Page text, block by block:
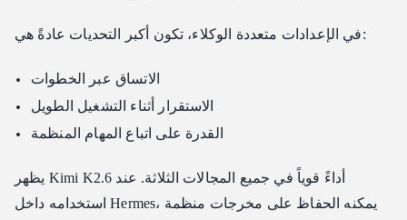
في الإعدادات متعددة الوكلاء، تكون أكبر التحديات عادةً هي:
الاتساق عبر الخطوات
الاستقرار أثناء التشغيل الطويل
القدرة على اتباع المهام المنظمة
يظهر Kimi K2.6 أداءً قوياً في جميع المجالات الثلاثة. عند
استخدامه داخل Hermes، يمكنه الحفاظ على مخرجات منظمة